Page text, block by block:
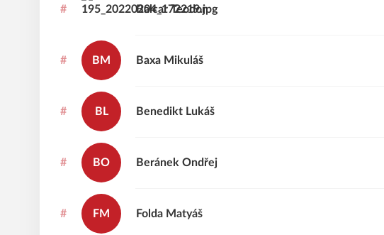
# Teodor
Balcar
# BM Mikuláš
Baxa
# BL Lukáš
Benedikt
# BO Ondřej
Beránek
# FM Matyáš
Folda